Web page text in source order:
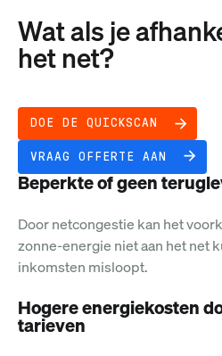
Wat als je
het net?
DOE DE QUICKSCAN
VRAAG OFFERTE AAN
Beperkte of geen
Door netcongestie kan het
zonne-energie niet aan het net
inkomsten misloopt.
Hogere energiekosten
tarieven